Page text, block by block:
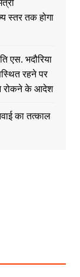
स्तर तक होगा
एस. भदौरिया
रहने पर
रोकने के आदेश
का तत्काल